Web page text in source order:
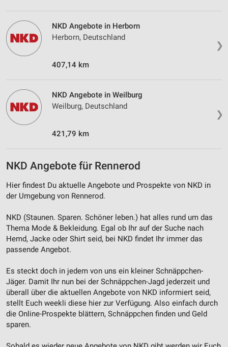
❯
NKD Angebote in Herborn
Herborn, Deutschland
407,14 km
❯
NKD Angebote in Weilburg
Weilburg, Deutschland
421,79 km
NKD Angebote für Rennerod
Hier findest Du aktuelle Angebote und Prospekte von NKD in
der Umgebung von Rennerod.
NKD (Staunen. Sparen. Schöner leben.) hat alles rund um das
Thema Mode & Bekleidung. Egal ob Ihr auf der Suche nach
Hemd, Jacke oder Shirt seid, bei NKD findet Ihr immer das
passende Angebot.
Es steckt doch in jedem von uns ein kleiner Schnäppchen-
Jäger. Damit Ihr nun bei der Schnäppchen-Jagd jederzeit und
überall über die aktuellen Angebote von NKD informiert seid,
stellt Euch weekli diese hier zur Verfügung. Also einfach durch
die Online-Prospekte blättern, Schnäppchen finden und Geld
sparen.
Quellen
Entwicklung und Verbesserung der Angebote
Verwendung reduzierter Daten zur Auswahl von
IAB-Besonderheiten:
Verwendung genauer Standortdaten
Geräte anhand von aktiv angeforderten
Informationen identifizieren
Notwendig
Performance
Funktional
Werbung